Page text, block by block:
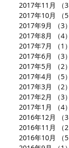
2017年11月
（3
2017年10月
（5
2017年9月
（3）
2017年8月
（4）
2017年7月
（1）
2017年6月
（3）
2017年5月
（2）
2017年4月
（5）
2017年3月
（2）
2017年2月
（3）
2017年1月
（4）
2016年12月
（3
2016年11月
（2
2016年10月
（5